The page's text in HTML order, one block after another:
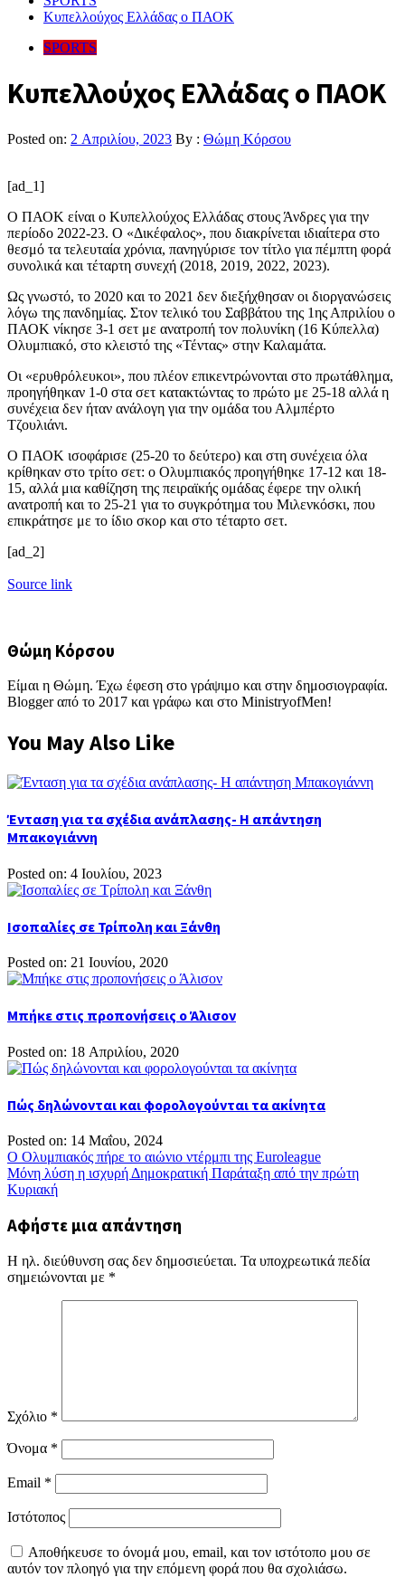
Κυπελλούχος Ελλάδας ο ΠΑΟΚ
SPORTS
Κυπελλούχος Ελλάδας ο ΠΑΟΚ
Posted on: 2 Απριλίου, 2023 By : Θώμη Κόρσου
[ad_1]
Ο ΠΑΟΚ είναι ο Κυπελλούχος Ελλάδας στους Άνδρες για την
περίοδο 2022-23. Ο «Δικέφαλος», που διακρίνεται ιδιαίτερα στο
θεσμό τα τελευταία χρόνια, πανηγύρισε τον τίτλο για πέμπτη φορά
συνολικά και τέταρτη συνεχή (2018, 2019, 2022, 2023).
Ως γνωστό, το 2020 και το 2021 δεν διεξήχθησαν οι διοργανώσεις
λόγω της πανδημίας. Στον τελικό του Σαββάτου της 1ης Απριλίου ο
ΠΑΟΚ νίκησε 3-1 σετ με ανατροπή τον πολυνίκη (16 Κύπελλα)
Ολυμπιακό, στο κλειστό της «Τέντας» στην Καλαμάτα.
Οι «ερυθρόλευκοι», που πλέον επικεντρώνονται στο πρωτάθλημα,
προηγήθηκαν 1-0 στα σετ κατακτώντας το πρώτο με 25-18 αλλά η
συνέχεια δεν ήταν ανάλογη για την ομάδα του Αλμπέρτο
Τζουλιάνι.
Ο ΠΑΟΚ ισοφάρισε (25-20 το δεύτερο) και στη συνέχεια όλα
κρίθηκαν στο τρίτο σετ: ο Ολυμπιακός προηγήθηκε 17-12 και 18-
15, αλλά μια καθίζηση της πειραϊκής ομάδας έφερε την ολική
ανατροπή και το 25-21 για το συγκρότημα του Μιλενκόσκι, που
επικράτησε με το ίδιο σκορ και στο τέταρτο σετ.
[ad_2]
Source link
Θώμη Κόρσου
Είμαι η Θώμη. Έχω έφεση στο γράψιμο και στην δημοσιογραφία.
Blogger από το 2017 και γράφω και στο MinistryofMen!
You May Also Like
Ένταση για τα σχέδια ανάπλασης- Η απάντηση
Μπακογιάννη
Posted on: 4 Ιουλίου, 2023
Ισοπαλίες σε Τρίπολη και Ξάνθη
Posted on: 21 Ιουνίου, 2020
Μπήκε στις προπονήσεις ο Άλισον
Posted on: 18 Απριλίου, 2020
Πώς δηλώνονται και φορολογούνται τα ακίνητα
Posted on: 14 Μαΐου, 2024
Πλοήγηση
άρθρων
Ο Ολυμπιακός πήρε το αιώνιο ντέρμπι της Euroleague
Μόνη λύση η ισχυρή Δημοκρατική Παράταξη από την πρώτη
Κυριακή
Αφήστε μια απάντηση
Η ηλ. διεύθυνση σας δεν δημοσιεύεται. Τα υποχρεωτικά πεδία
σημειώνονται με *
Σχόλιο *
Όνομα *
Email *
Ιστότοπος
Αποθήκευσε το όνομά μου, email, και τον ιστότοπο μου σε
αυτόν τον πλοηγό για την επόμενη φορά που θα σχολιάσω.